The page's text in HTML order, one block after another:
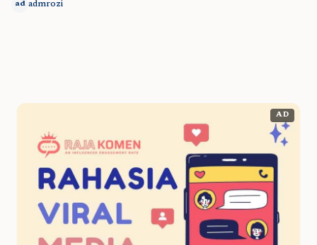
ad admrozi
AD